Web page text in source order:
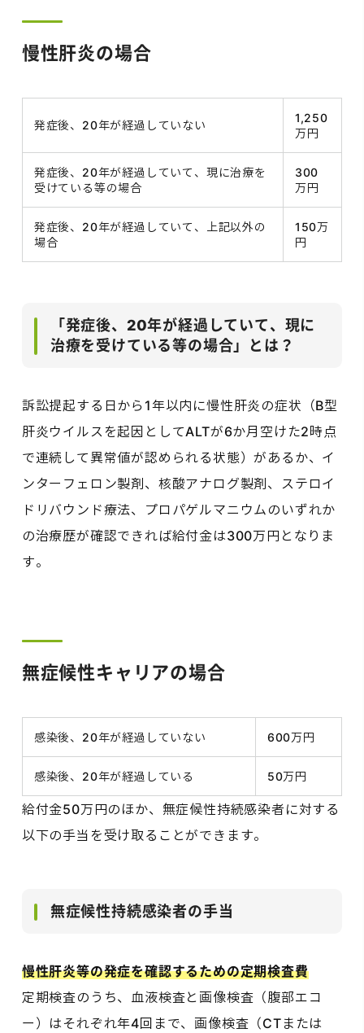
慢性肝炎の場合
発症後、20年が経過していない
1,250
万円
発症後、20年が経過していて、現に治療を
受けている等の場合
300
万円
発症後、20年が経過していて、上記以外の
場合
150万
円
「発症後、20年が経過していて、現に
治療を受けている等の場合」とは？
訴訟提起する日から1年以内に慢性肝炎の症状（B型
肝炎ウイルスを起因としてALTが6か月空けた2時点
で連続して異常値が認められる状態）があるか、イ
ンターフェロン製剤、核酸アナログ製剤、ステロイ
ドリバウンド療法、プロパゲルマニウムのいずれか
の治療歴が確認できれば給付金は300万円となりま
す。
無症候性キャリアの場合
感染後、20年が経過していない 600万円
感染後、20年が経過している 50万円
給付金50万円のほか、無症候性持続感染者に対する
以下の手当を受け取ることができます。
無症候性持続感染者の手当
慢性肝炎等の発症を確認するための定期検査費
定期検査のうち、血液検査と画像検査（腹部エコ
ー）はそれぞれ年4回まで、画像検査（CTまたは